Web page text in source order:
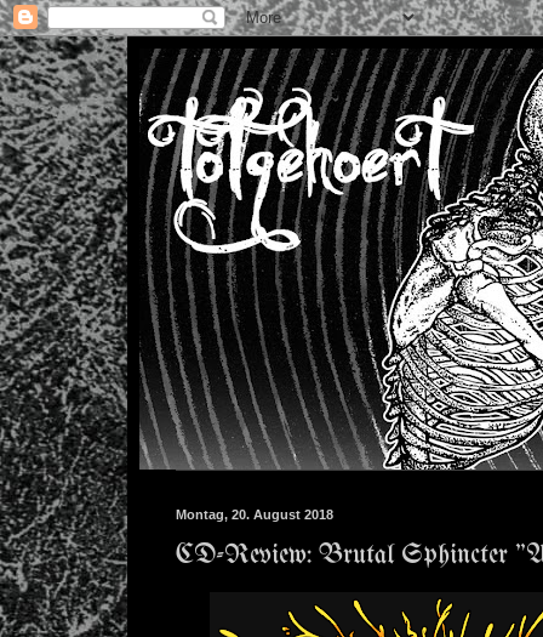
Montag, 20. August 2018
CD-Review: Brutal Sphincter